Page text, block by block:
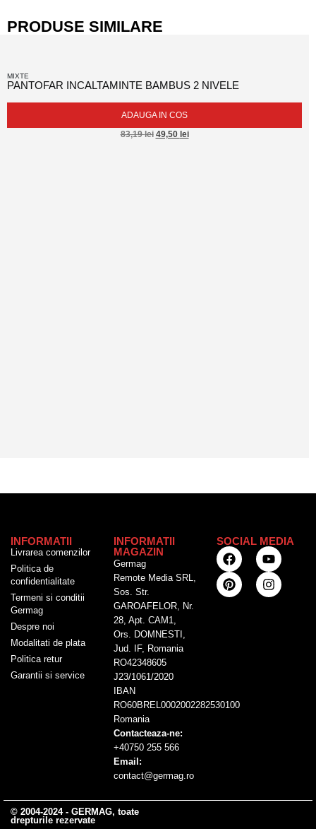
PRODUSE SIMILARE
MIXTE
PANTOFAR INCALTAMINTE BAMBUS 2 NIVELE
ADAUGA IN COS
83,19lei 49,50 lei
INFORMATII
Livrarea comenzilor
Politica de
confidentialitate
Termeni si conditii
Germag
Despre noi
Modalitati de plata
Politica retur
Garantii si service
INFORMATII
MAGAZIN
Germag
Remote Media SRL,
Sos. Str.
GAROAFELOR, Nr.
28, Apt. CAM1,
Ors. DOMNESTI,
Jud. IF, Romania
RO42348605
J23/1061/2020
IBAN
RO60BREL0002002282530100
Romania
Contacteaza-ne:
+40750 255 566
Email:
contact@germag.ro
SOCIAL MEDIA
© 2004-2024 - GERMAG, toate
drepturile rezervate